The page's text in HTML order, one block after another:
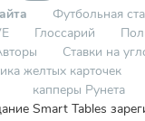
Футбольная
Глоссарий
Ставки на
желтых карточек
капперы Рунета
Smart Tables